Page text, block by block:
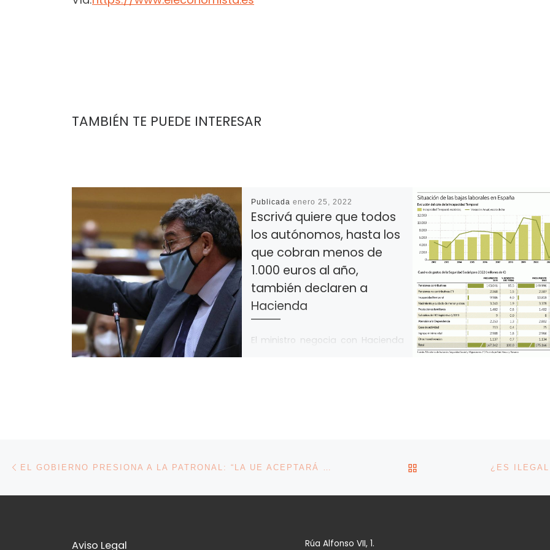
TAMBIÉN TE PUEDE INTERESAR
Publicada enero 25, 2022
Escrivá quiere que todos
los autónomos, hasta los
que cobran menos de
1.000 euros al año,
también declaren a
Hacienda
El ministro negocia con Hacienda
Navegación de la entrada VOLVER A LA LISTA DE
Aviso Legal Rúa Alfonso VII, 1.